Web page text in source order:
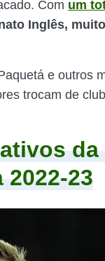
Com um
Inglês,
e outros
trocam de
da
23